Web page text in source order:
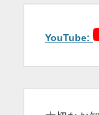
シ
ン
YouTube: